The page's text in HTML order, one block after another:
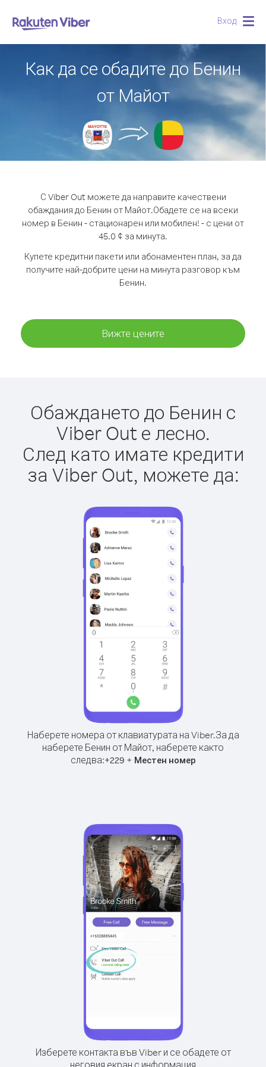
Вход
Как да се обадите до Бенин
от Майот
С Viber Out можете да направите качествени
обаждания до Бенин от Майот.Обадете се на всеки
номер в Бенин - стационарен или мобилен! - с цени от
45.0 ¢ за минута.
Купете кредитни пакети или абонаментен план, за да
получите най-добрите цени на минута разговор към
Бенин.
Вижте цените
Обаждането до Бенин с
Viber Out е лесно.
След като имате кредити
за Viber Out, можете да:
Наберете номера от клавиатурата на Viber.За да
наберете Бенин от Майот, наберете както
следва:+229 + Местен номер
Изберете контакта във Viber и се обадете от
неговия екран с информация